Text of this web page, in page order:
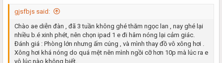
gjsfbjs said:
Chào ae diễn đàn , đã 3 tuần không ghé thăm ngọc lan , nay ghé lại
nhiều b.é xinh phét, nên chọn ipad 1 e đi hâm nóng lại cảm giác.
Đánh giá : Phòng lớn nhưng ấm cúng , và mình thay đồ vô xông hơi .
Xông hơi khá nóng do quá mệt nên mình ngồi cỡ hơn 10p mà lúc ra e
vô lúc nào không biết.